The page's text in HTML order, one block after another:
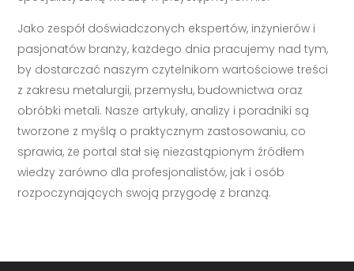
Jako zespół doświadczonych ekspertów, inżynierów i
pasjonatów branży, każdego dnia pracujemy nad tym,
by dostarczać naszym czytelnikom wartościowe treści
z zakresu metalurgii, przemysłu, budownictwa oraz
obróbki metali. Nasze artykuły, analizy i poradniki są
tworzone z myślą o praktycznym zastosowaniu, co
sprawia, że portal stał się niezastąpionym źródłem
wiedzy zarówno dla profesjonalistów, jak i osób
rozpoczynających swoją przygodę z branżą.